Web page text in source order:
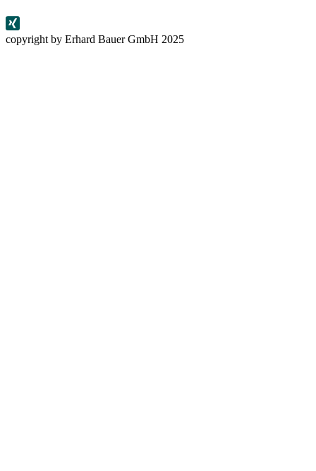
copyright by Erhard Bauer GmbH 2025